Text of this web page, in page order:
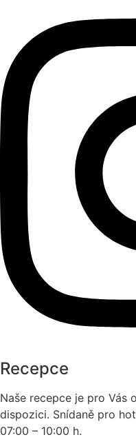
Recepce
Naše recepce je pro Vás
dispozici. Snídaně pro
07:00 – 10:00 h.